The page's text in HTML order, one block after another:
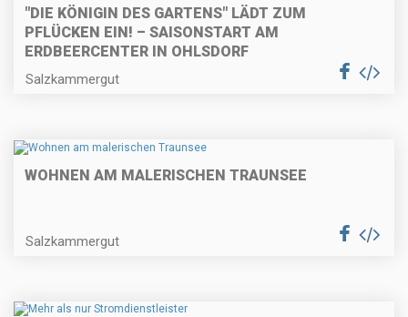
"DIE KÖNIGIN DES GARTENS" LÄDT ZUM
PFLÜCKEN EIN! – SAISONSTART AM
ERDBEERCENTER IN OHLSDORF
Salzkammergut
WOHNEN AM MALERISCHEN TRAUNSEE
Salzkammergut